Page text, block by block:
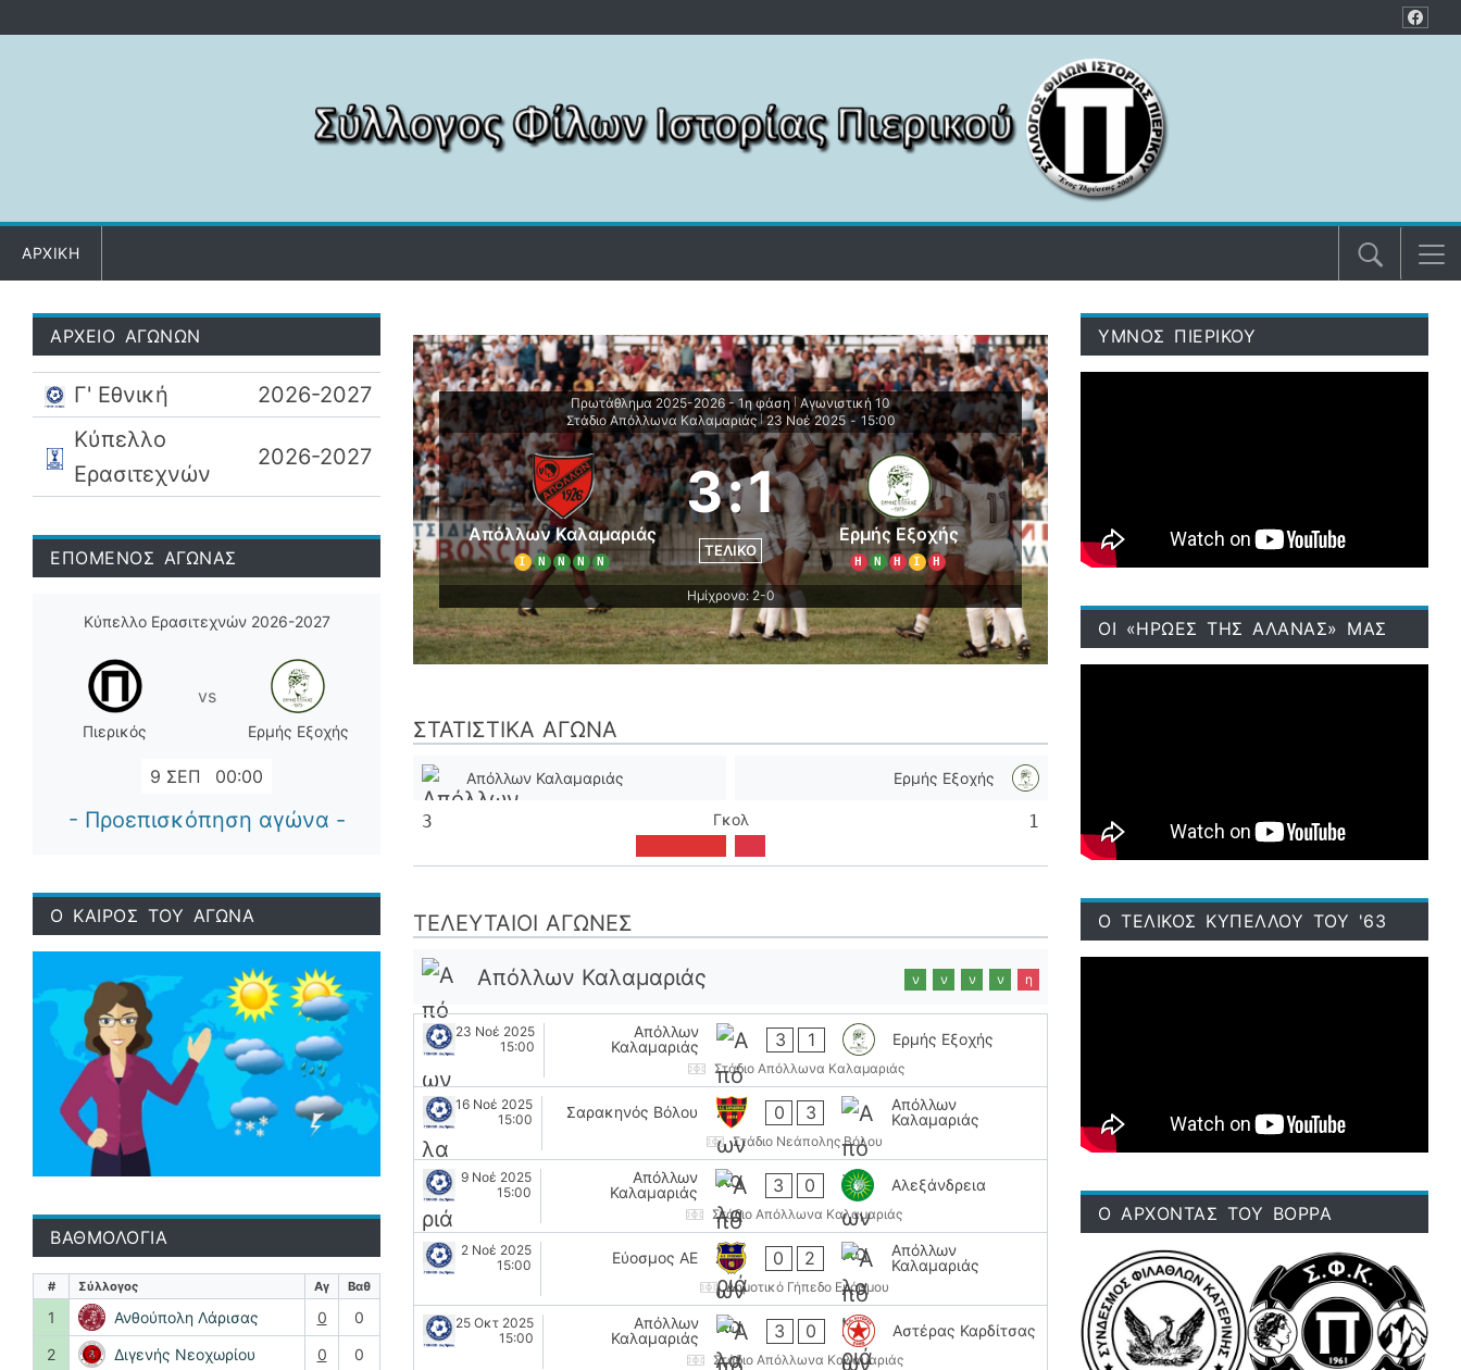
ΑΡΧΙΚΗ
Πρωτάθλημα 2025-2026 - 1η φάση Αγωνιστική 10
Στάδιο Απόλλωνα Καλαμαριάς | 23 Νοέ 2025 - 15:00
Απόλλων Καλαμαριάς
Ι Ν Ν Ν Ν
3:1
ΤΕΛΙΚΌ
Ερμής Εξοχής
Η Ν Η Ι Η
Ημίχρονο: 2-0
ΣΤΑΤΙΣΤΙΚΆ ΑΓΏΝΑ
Απόλλων Καλαμαριάς Ερμής Εξοχής
3 Γκολ 1
ΤΕΛΕΥΤΑΊΟΙ ΑΓΏΝΕΣ
Απόλλων Καλαμαριάς ν ν ν ν η
23 Νοέ 2025
15:00
Απόλλων
Καλαμαριάς
3 1 Ερμής Εξοχής
Στάδιο Απόλλωνα Καλαμαριάς
16 Νοέ 2025
15:00
Σαρακηνός Βόλου 0 3
Απόλλων
Καλαμαριάς
Στάδιο Νεάπολης Βόλου
9 Νοέ 2025
15:00
Απόλλων
Καλαμαριάς
3 0 Αλεξάνδρεια
Στάδιο Απόλλωνα Καλαμαριάς
2 Νοέ 2025
15:00
Εύοσμος ΑΕ 0 2
Απόλλων
Καλαμαριάς
Δημοτικό Γήπεδο Ευόσμου
25 Οκτ 2025
15:00
Απόλλων
Καλαμαριάς
3 0 Αστέρας Καρδίτσας
Στάδιο Απόλλωνα Καλαμαριάς
ΑΡΧΕΙΟ ΑΓΩΝΩΝ
Γ' Εθνική
2026-2027
Κύπελλο
Ερασιτεχνών
2026-2027
ΕΠΟΜΕΝΟΣ ΑΓΩΝΑΣ
Κύπελλο Ερασιτεχνών 2026-2027
Πιερικός
vs
Ερμής Εξοχής
9 ΣΕΠ 00:00
- Προεπισκόπηση αγώνα -
Ο ΚΑΙΡΟΣ ΤΟΥ ΑΓΩΝΑ
ΒΑΘΜΟΛΟΓΙΑ
# Σύλλογος Αγ Βαθ
1 Ανθούπολη Λάρισας 0
0
2
Διγενής Νεοχωρίου 0 0
ΥΜΝΟΣ ΠΙΕΡΙΚΟΥ
ΟΙ «ΗΡΩΕΣ ΤΗΣ ΑΛΑΝΑΣ» ΜΑΣ
Ο ΤΕΛΙΚΟΣ ΚΥΠΕΛΛΟΥ ΤΟΥ '63
Ο ΑΡΧΟΝΤΑΣ ΤΟΥ ΒΟΡΡΑ